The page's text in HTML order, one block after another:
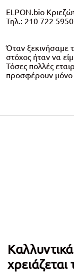
ELPON.bio
Τηλ.: 210 722 5950
Όταν ξεκινήσαμε
στόχος ήταν να
Τόσες πολλές
προσφέρουν μόνο